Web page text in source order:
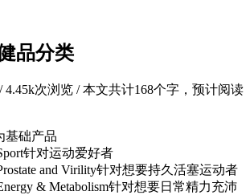
品分类
/4.45k次浏览 /本文共计168个字，预计阅读
基础产品
针对运动爱好者
and Virility针对想要持久活塞运动者
& Metabolism针对想要日常精力充沛